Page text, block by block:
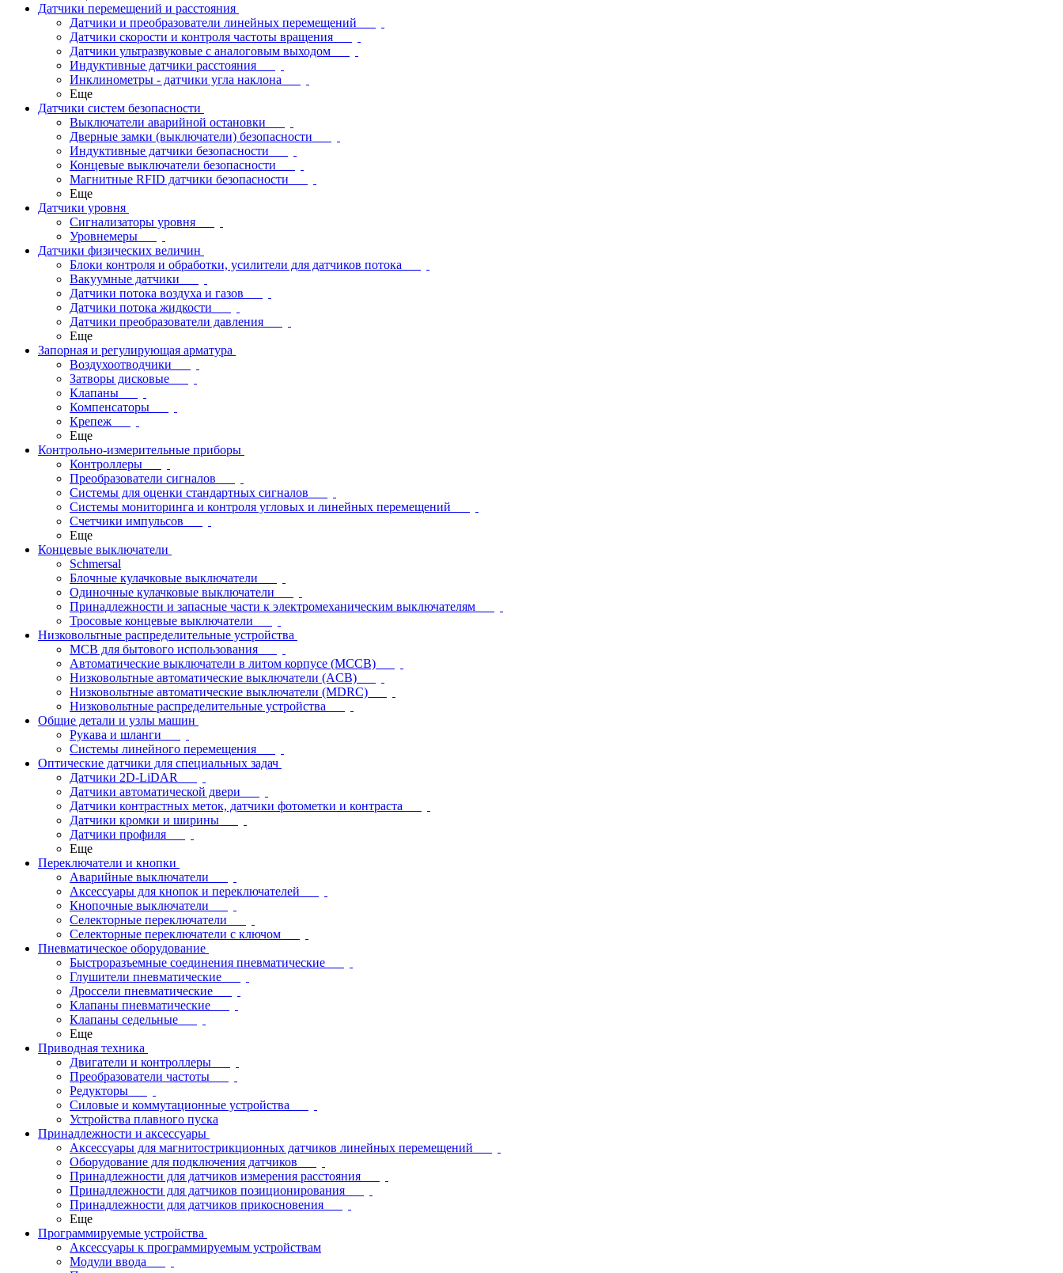
Датчики перемещений и расстояния
Датчики и преобразователи линейных перемещений
Датчики скорости и контроля частоты вращения
Датчики ультразвуковые с аналоговым выходом
Индуктивные датчики расстояния
Инклинометры - датчики угла наклона
Еще
Датчики систем безопасности
Выключатели аварийной остановки
Дверные замки (выключатели) безопасности
Индуктивные датчики безопасности
Концевые выключатели безопасности
Магнитные RFID датчики безопасности
Еще
Датчики уровня
Сигнализаторы уровня
Уровнемеры
Датчики физических величин
Блоки контроля и обработки, усилители для датчиков потока
Вакуумные датчики
Датчики потока воздуха и газов
Датчики потока жидкости
Датчики преобразователи давления
Еще
Запорная и регулирующая арматура
Воздухоотводчики
Затворы дисковые
Клапаны
Компенсаторы
Крепеж
Еще
Контрольно-измерительные приборы
Контроллеры
Преобразователи сигналов
Системы для оценки стандартных сигналов
Системы мониторинга и контроля угловых и линейных перемещений
Счетчики импульсов
Еще
Концевые выключатели
Schmersal
Блочные кулачковые выключатели
Одиночные кулачковые выключатели
Принадлежности и запасные части к электромеханическим выключателям
Тросовые концевые выключатели
Низковольтные распределительные устройства
MCB для бытового использования
Автоматические выключатели в литом корпусе (MCCB)
Низковольтные автоматические выключатели (ACB)
Низковольтные автоматические выключатели (MDRC)
Низковольтные распределительные устройства
Общие детали и узлы машин
Рукава и шланги
Системы линейного перемещения
Оптические датчики для специальных задач
Датчики 2D-LiDAR
Датчики автоматической двери
Датчики контрастных меток, датчики фотометки и контраста
Датчики кромки и ширины
Датчики профиля
Еще
Переключатели и кнопки
Аварийные выключатели
Аксессуары для кнопок и переключателей
Кнопочные выключатели
Селекторные переключатели
Селекторные переключатели с ключом
Пневматическое оборудование
Быстроразъемные соединения пневматические
Глушители пневматические
Дроссели пневматические
Клапаны пневматические
Клапаны седельные
Еще
Приводная техника
Двигатели и контроллеры
Преобразователи частоты
Редукторы
Силовые и коммутационные устройства
Устройства плавного пуска
Принадлежности и аксессуары
Аксессуары для магнитострикционных датчиков линейных перемещений
Оборудование для подключения датчиков
Принадлежности для датчиков измерения расстояния
Принадлежности для датчиков позиционирования
Принадлежности для датчиков прикосновения
Еще
Программируемые устройства
Аксессуары к программируемым устройствам
Модули ввода